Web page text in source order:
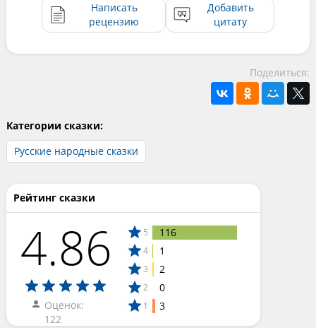
Написать
рецензию
Добавить
цитату
Поделиться:
Категории сказки:
Русские народные сказки
Рейтинг сказки
4.86
Оценок:
122
5 116
4 1
3 2
2 0
1 3